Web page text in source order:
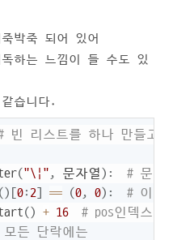
박죽 되어 있어
하는 느낌이 들 수도 있
습니다.
빈 리스트를 하나 만들고
("\|" , 문자열) :
# 문자
() [0: 2] == (0, 0) :
# 이
() + 16
# pos인덱스
든 단락에는
Copy